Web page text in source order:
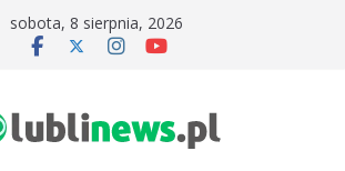
sobota, 8 sierpnia, 2026